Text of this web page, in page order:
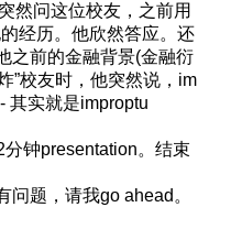
然问这位校友，之前用
经历。他欣然答应。还
之前的金融背景(金融衍
”校友时，他突然说，im
其实就是improptu
钟presentation。结束
题，请我go ahead。